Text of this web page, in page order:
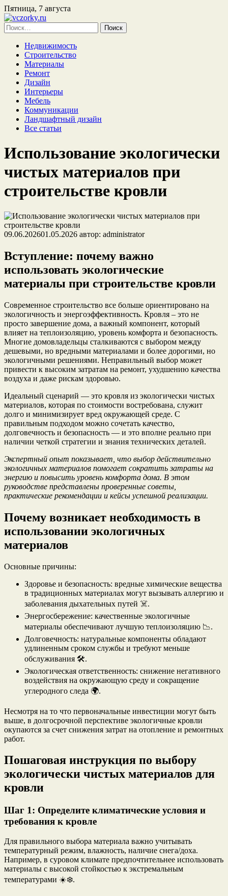
Пятница, 7 августа
Найти:
Недвижимость
Строительство
Материалы
Ремонт
Дизайн
Интерьеры
Мебель
Коммуникации
Ландшафтный дизайн
Все статьи
Использование экологически
чистых материалов при
строительстве кровли
09.06.202601.05.2026 автор: administrator
Вступление: почему важно
использовать экологические
материалы при строительстве кровли
Современное строительство все больше ориентировано на
экологичность и энергоэффективность. Кровля – это не
просто завершение дома, а важный компонент, который
влияет на теплоизоляцию, уровень комфорта и безопасность.
Многие домовладельцы сталкиваются с выбором между
дешевыми, но вредными материалами и более дорогими, но
экологичными решениями. Неправильный выбор может
привести к высоким затратам на ремонт, ухудшению качества
воздуха и даже рискам здоровью.
Идеальный сценарий — это кровля из экологически чистых
материалов, которая по стоимости востребована, служит
долго и минимизирует вред окружающей среде. С
правильным подходом можно сочетать качество,
долговечность и безопасность — и это вполне реально при
наличии четкой стратегии и знания технических деталей.
Экспертный опыт показывает, что выбор действительно
экологичных материалов помогает сократить затраты на
энергию и повысить уровень комфорта дома. В этом
руководстве представлены проверенные советы,
практические рекомендации и кейсы успешной реализации.
Почему возникает необходимость в
использовании экологичных
материалов
Основные причины:
Здоровье и безопасность: вредные химические вещества
в традиционных материалах могут вызывать аллергию и
заболевания дыхательных путей ☠️.
Энергосбережение: качественные экологичные
материалы обеспечивают лучшую теплоизоляцию 📉.
Долговечность: натуральные компоненты обладают
удлиненным сроком службы и требуют меньше
обслуживания 🛠️.
Экологическая ответственность: снижение негативного
воздействия на окружающую среду и сокращение
углеродного следа 🌍.
Несмотря на то что первоначальные инвестиции могут быть
выше, в долгосрочной перспективе экологичные кровли
окупаются за счет снижения затрат на отопление и ремонтных
работ.
Пошаговая инструкция по выбору
экологически чистых материалов для
кровли
Шаг 1: Определите климатические условия и
требования к кровле
Для правильного выбора материала важно учитывать
температурный режим, влажность, наличие снега/доха.
Например, в суровом климате предпочтительнее использовать
материалы с высокой стойкостью к экстремальным
температурами ☀️❄️.